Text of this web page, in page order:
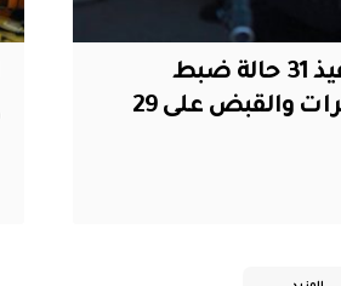
الأمن الوطني: تنفيذ 31 حالة ضبط
بالمنافذ والسيطرات والقبض على 29